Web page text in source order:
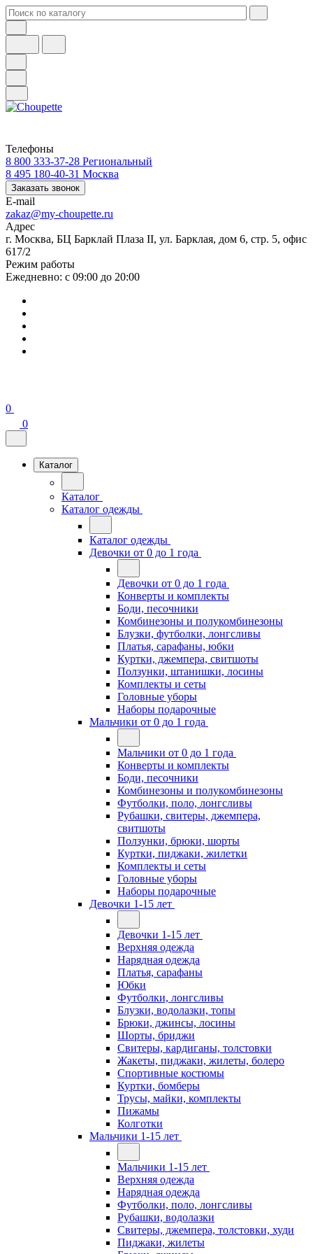
Телефоны
8 800 333-37-28 Региональный
8 495 180-40-31 Москва
Заказать звонок
E-mail
zakaz@my-choupette.ru
Адрес
г. Москва, БЦ Барклай Плаза II, ул. Барклая, дом 6, стр. 5, офис
617/2
Режим работы
Ежедневно: с 09:00 до 20:00
0
0
Каталог
Каталог
Каталог одежды
Каталог одежды
Девочки от 0 до 1 года
Девочки от 0 до 1 года
Конверты и комплекты
Боди, песочники
Комбинезоны и полукомбинезоны
Блузки, футболки, лонгсливы
Платья, сарафаны, юбки
Куртки, джемпера, свитшоты
Ползунки, штанишки, лосины
Комплекты и сеты
Головные уборы
Наборы подарочные
Мальчики от 0 до 1 года
Мальчики от 0 до 1 года
Конверты и комплекты
Боди, песочники
Комбинезоны и полукомбинезоны
Футболки, поло, лонгсливы
Рубашки, свитеры, джемпера,
свитшоты
Ползунки, брюки, шорты
Куртки, пиджаки, жилетки
Комплекты и сеты
Головные уборы
Наборы подарочные
Девочки 1-15 лет
Девочки 1-15 лет
Верхняя одежда
Нарядная одежда
Платья, сарафаны
Юбки
Футболки, лонгсливы
Блузки, водолазки, топы
Брюки, джинсы, лосины
Шорты, бриджи
Свитеры, кардиганы, толстовки
Жакеты, пиджаки, жилеты, болеро
Спортивные костюмы
Куртки, бомберы
Трусы, майки, комплекты
Пижамы
Колготки
Мальчики 1-15 лет
Мальчики 1-15 лет
Верхняя одежда
Нарядная одежда
Футболки, поло, лонгсливы
Рубашки, водолазки
Свитеры, джемпера, толстовки, худи
Пиджаки, жилеты